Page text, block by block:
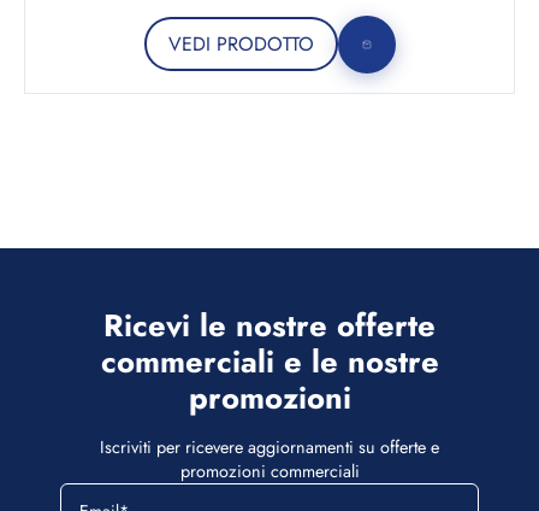
VEDI PRODOTTO
Ricevi le nostre offerte
commerciali e le nostre
promozioni
Iscriviti per ricevere aggiornamenti su offerte e
promozioni commerciali